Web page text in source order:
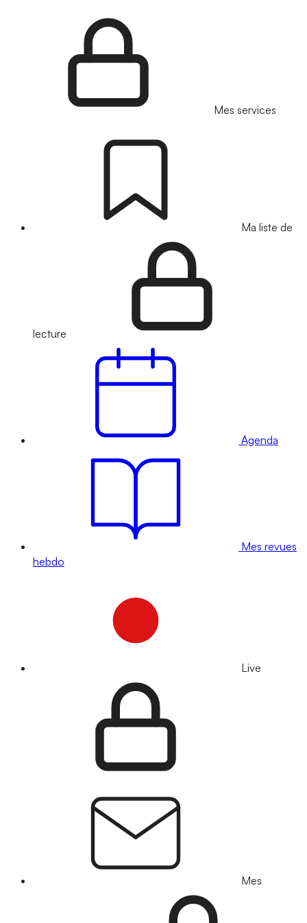
Mes services
Ma liste de
lecture
Agenda
Mes revues
hebdo
Live
Mes